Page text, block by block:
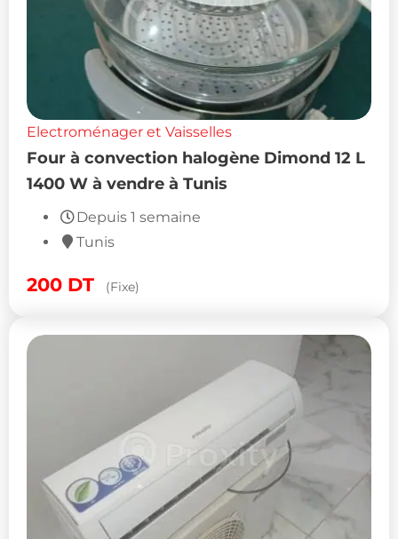
Electroménager et Vaisselles
Four à convection halogène Dimond 12 L
1400 W à vendre à Tunis
Depuis 1 semaine
Tunis
200 DT (Fixe)